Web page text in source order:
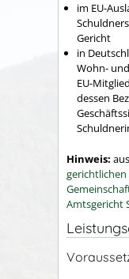
im EU-
Gericht
in
Wohn-
EU-
dessen
Hinweis:
Amtsgericht